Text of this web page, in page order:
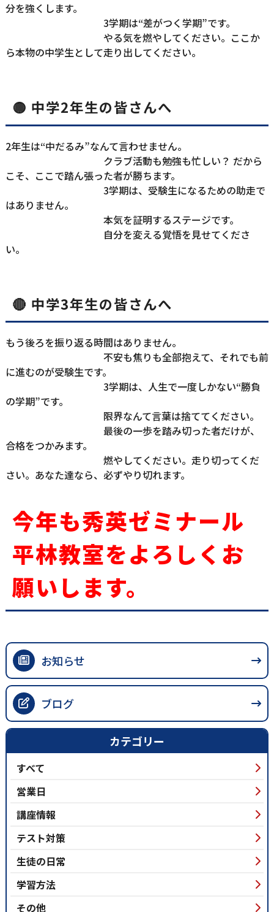
分を強くします。
ら本物の中学生として走り出してください。
🟡 中学2年生の皆さんへ
2年生は“中だるみ”なんて言わせません。
こそ、ここで踏ん張った者が勝ちます。
はありません。
い。
🔴 中学3年生の皆さんへ
もう後ろを振り返る時間はありません。
に進むのが受験生です。
の学期”です。
合格をつかみます。
さい。 あなた達なら、必ずやり切れます。
今年も秀英ゼミナール
平林教室をよろしくお
願いします。
お知らせ
ブログ
カテゴリー
すべて
営業日
講座情報
テスト対策
生徒の日常
学習方法
その他